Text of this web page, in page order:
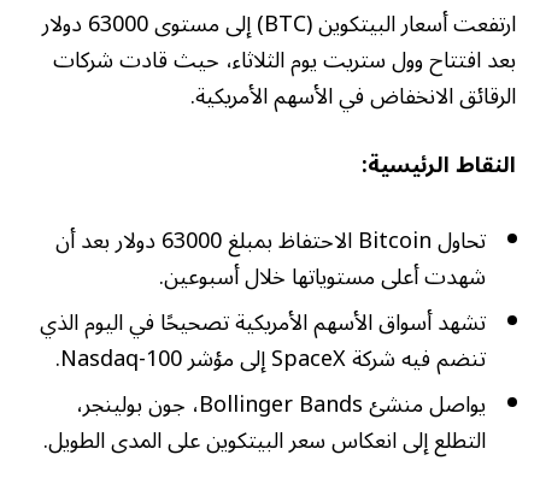
ارتفعت أسعار البيتكوين (BTC) إلى مستوى 63000 دولار
بعد افتتاح وول ستريت يوم الثلاثاء، حيث قادت شركات
الرقائق الانخفاض في الأسهم الأمريكية.
النقاط الرئيسية:
تحاول Bitcoin الاحتفاظ بمبلغ 63000 دولار بعد أن
شهدت أعلى مستوياتها خلال أسبوعين.
تشهد أسواق الأسهم الأمريكية تصحيحًا في اليوم الذي
تنضم فيه شركة SpaceX إلى مؤشر Nasdaq-100.
يواصل منشئ Bollinger Bands، جون بولينجر،
التطلع إلى انعكاس سعر البيتكوين على المدى الطويل.